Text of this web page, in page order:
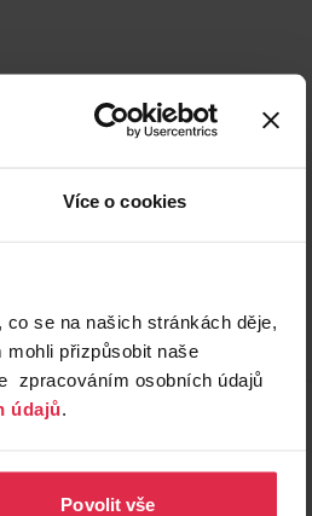
Více o cookies
se na našich stránkách děje,
přizpůsobit naše
zpracováním osobních údajů
údajů.
Povolit vše